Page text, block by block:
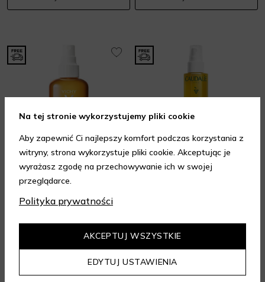
VICHY
Spraye i mgiełki do opalania
CAUDALIE
Na tej stronie wykorzystujemy pliki cookie
Aby zapewnić Ci najlepszy komfort podczas korzystania z
witryny, strona wykorzystuje pliki cookie. Akceptując je
wyrażasz zgodę na przechowywanie ich w swojej
przeglądarce.
Polityka prywatności
EDYTUJ USTAWIENIA
AKCEPTUJ WSZYSTKIE